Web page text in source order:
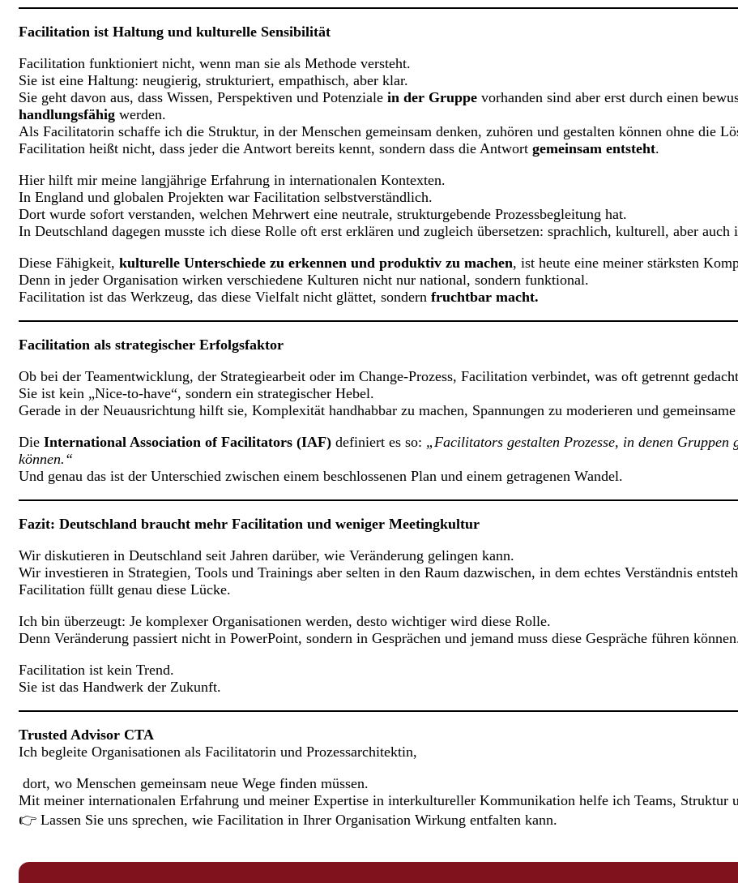
Facilitation ist Haltung und kulturelle Sensibilität
Facilitation funktioniert nicht, wenn man sie als Methode versteht.
Sie ist eine Haltung: neugierig, strukturiert, empathisch, aber klar.
Sie geht davon aus, dass Wissen, Perspektiven und Potenziale in der Gruppe vorhanden sind aber erst durch einen
handlungsfähig werden.
Als Facilitatorin schaffe ich die Struktur, in der Menschen gemeinsam denken, zuhören und gestalten können ohne die
Facilitation heißt nicht, dass jeder die Antwort bereits kennt, sondern dass die Antwort gemeinsam entsteht.
Hier hilft mir meine langjährige Erfahrung in internationalen Kontexten.
In England und globalen Projekten war Facilitation selbstverständlich.
Dort wurde sofort verstanden, welchen Mehrwert eine neutrale, strukturgebende Prozessbegleitung hat.
In Deutschland dagegen musste ich diese Rolle oft erst erklären und zugleich übersetzen: sprachlich, kulturell, aber
Diese Fähigkeit, kulturelle Unterschiede zu erkennen und produktiv zu machen, ist heute eine meiner stärksten
Denn in jeder Organisation wirken verschiedene Kulturen nicht nur national, sondern funktional.
Facilitation ist das Werkzeug, das diese Vielfalt nicht glättet, sondern fruchtbar macht.
Facilitation als strategischer Erfolgsfaktor
Ob bei der Teamentwicklung, der Strategiearbeit oder im Change-Prozess, Facilitation verbindet, was oft getrennt
Sie ist kein „Nice-to-have“, sondern ein strategischer Hebel.
Gerade in der Neuausrichtung hilft sie, Komplexität handhabbar zu machen, Spannungen zu moderieren und
Die International Association of Facilitators (IAF) definiert es so: „Facilitators gestalten Prozesse, in denen Gruppen
können.“
Und genau das ist der Unterschied zwischen einem beschlossenen Plan und einem getragenen Wandel.
Fazit: Deutschland braucht mehr Facilitation und weniger Meetingkultur
Wir diskutieren in Deutschland seit Jahren darüber, wie Veränderung gelingen kann.
Wir investieren in Strategien, Tools und Trainings aber selten in den Raum dazwischen, in dem echtes Verständnis
Facilitation füllt genau diese Lücke.
Ich bin überzeugt: Je komplexer Organisationen werden, desto wichtiger wird diese Rolle.
Denn Veränderung passiert nicht in PowerPoint, sondern in Gesprächen und jemand muss diese Gespräche führen
Facilitation ist kein Trend.
Sie ist das Handwerk der Zukunft.
Trusted Advisor CTA
Ich begleite Organisationen als Facilitatorin und Prozessarchitektin,
dort, wo Menschen gemeinsam neue Wege finden müssen.
Mit meiner internationalen Erfahrung und meiner Expertise in interkultureller Kommunikation helfe ich Teams,
👉 Lassen Sie uns sprechen, wie Facilitation in Ihrer Organisation Wirkung entfalten kann.